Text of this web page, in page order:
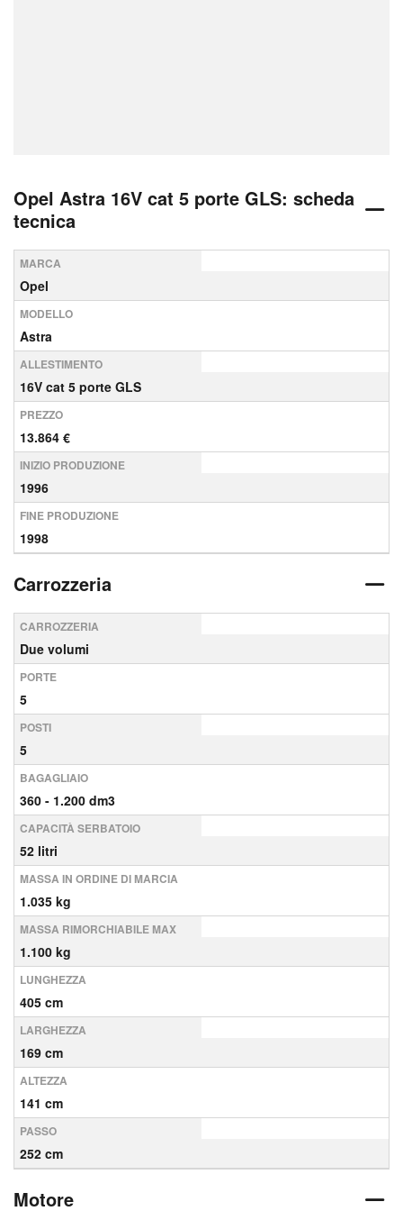
Opel Astra 16V cat 5 porte GLS: scheda
tecnica
MARCA
Opel
MODELLO
Astra
ALLESTIMENTO
16V cat 5 porte GLS
PREZZO
13.864 €
INIZIO PRODUZIONE
1996
FINE PRODUZIONE
1998
Carrozzeria
CARROZZERIA
Due volumi
PORTE
5
POSTI
5
BAGAGLIAIO
360 - 1.200 dm3
CAPACITÀ SERBATOIO
52 litri
MASSA IN ORDINE DI MARCIA
1.035 kg
MASSA RIMORCHIABILE MAX
1.100 kg
LUNGHEZZA
405 cm
LARGHEZZA
169 cm
ALTEZZA
141 cm
PASSO
252 cm
Motore